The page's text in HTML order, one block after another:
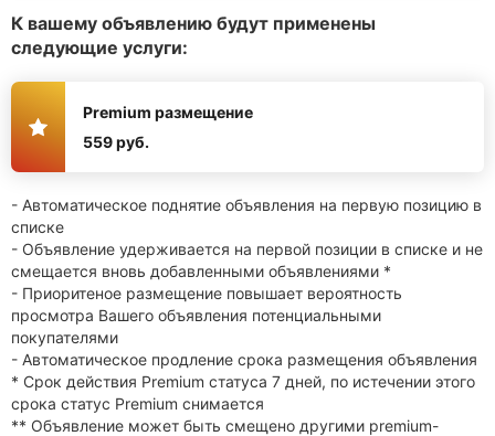
К вашему объявлению будут применены
следующие услуги:
Premium размещение
559 руб.
- Автоматическое поднятие объявления на первую позицию в
списке
- Объявление удерживается на первой позиции в списке и не
смещается вновь добавленными объявлениями *
- Приоритеное размещение повышает вероятность
просмотра Вашего объявления потенциальными
покупателями
- Автоматическое продление срока размещения объявления
* Срок действия Premium статуса 7 дней, по истечении этого
срока статус Premium снимается
** Объявление может быть смещено другими premium-